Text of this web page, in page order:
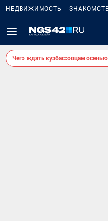
НЕДВИЖИМОСТЬ
Чего ждать кузбассовцам